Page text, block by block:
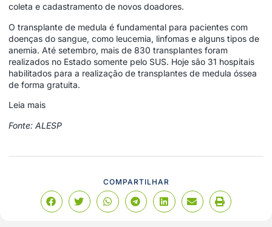
coleta e cadastramento de novos doadores.
O transplante de medula é fundamental para pacientes com
doenças do sangue, como leucemia, linfomas e alguns tipos de
anemia. Até setembro, mais de 830 transplantes foram
realizados no Estado somente pelo SUS. Hoje são 31 hospitais
habilitados para a realização de transplantes de medula óssea
de forma gratuita.
Leia mais
Fonte: ALESP
COMPARTILHAR